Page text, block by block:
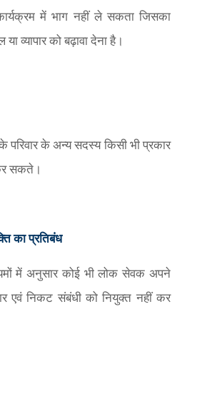
कार्यक्रम में भाग नहीं ले सकता जिसका
व्यापार को बढ़ावा देना है।
के अन्य सदस्य किसी भी प्रकार
सकते।
का प्रतिबंध
में अनुसार कोई भी लोक सेवक अपने
एवं निकट संबंधी को नियुक्त नहीं कर